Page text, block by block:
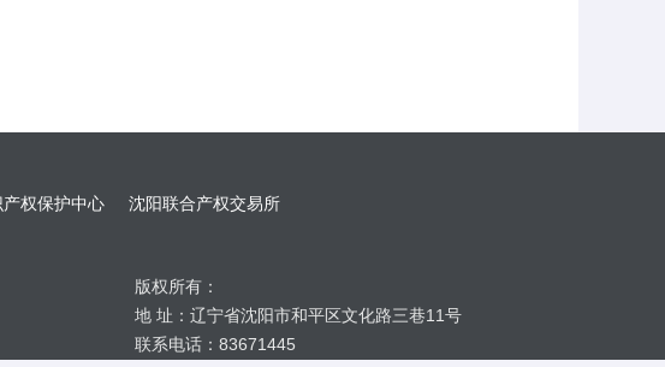
权保护中心 沈阳联合产权交易所
版权所有：
地 址：辽宁省沈阳市和平区文化路三巷11号
联系电话：83671445